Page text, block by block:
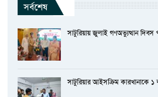
সর্বশেষ
সাটুরিয়ায় জুলাই গণঅভ্যুত্থান দিবস
সাটুরিয়ার আইসক্রিম কারখানাকে ১